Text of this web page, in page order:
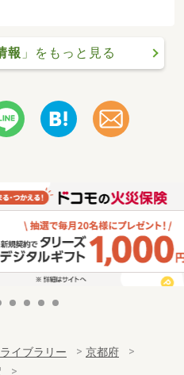
報 」をもっと見る
イブラリー
京都府